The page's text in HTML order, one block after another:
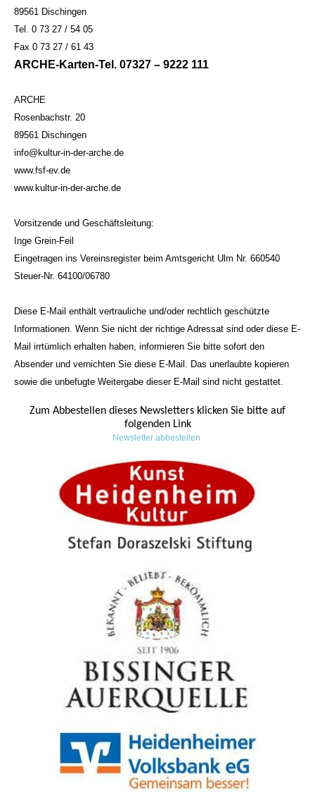
89561 Dischingen
Tel. 0 73 27 / 54 05
Fax 0 73 27 / 61 43
ARCHE-Karten-Tel. 07327 – 9222 111
ARCHE
Rosenbachstr. 20
89561 Dischingen
info@kultur-in-der-arche.de
www.fsf-ev.de
www.kultur-in-der-arche.de
Vorsitzende und Geschäftsleitung:
Inge Grein-Feil
Eingetragen ins Vereinsregister beim Amtsgericht Ulm Nr. 660540
Steuer-Nr. 64100/06780
Diese E-Mail enthält vertrauliche und/oder rechtlich geschützte
Informationen. Wenn Sie nicht der richtige Adressat sind oder diese E-
Mail irrtümlich erhalten haben, informieren Sie bitte sofort den
Absender und vernichten Sie diese E-Mail. Das unerlaubte kopieren
sowie die unbefugte Weitergabe dieser E-Mail sind nicht gestattet.
Zum Abbestellen dieses Newsletters klicken Sie bitte auf
folgenden Link
Newsletter abbestellen